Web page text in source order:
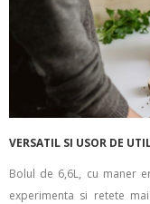
VERSATIL SI USOR DE
Bolul de 6,6L, cu maner
experimenta si retete